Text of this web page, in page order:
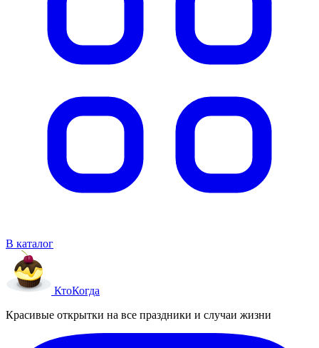
В каталог
КтоКогда
Красивые открытки на все праздники и случаи жизни